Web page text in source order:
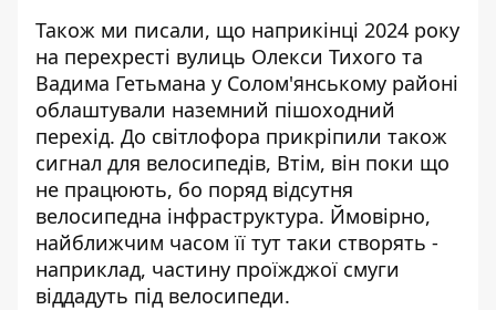
Також ми писали, що наприкінці 2024 року
на перехресті вулиць Олекси Тихого та
Вадима Гетьмана у Солом'янському районі
облаштували наземний пішоходний
перехід. До світлофора прикріпили також
сигнал для велосипедів, Втім, він поки що
не працюють, бо поряд відсутня
велосипедна інфраструктура. Ймовірно,
найближчим часом її тут таки створять -
наприклад, частину проїжджої смуги
віддадуть під велосипеди.